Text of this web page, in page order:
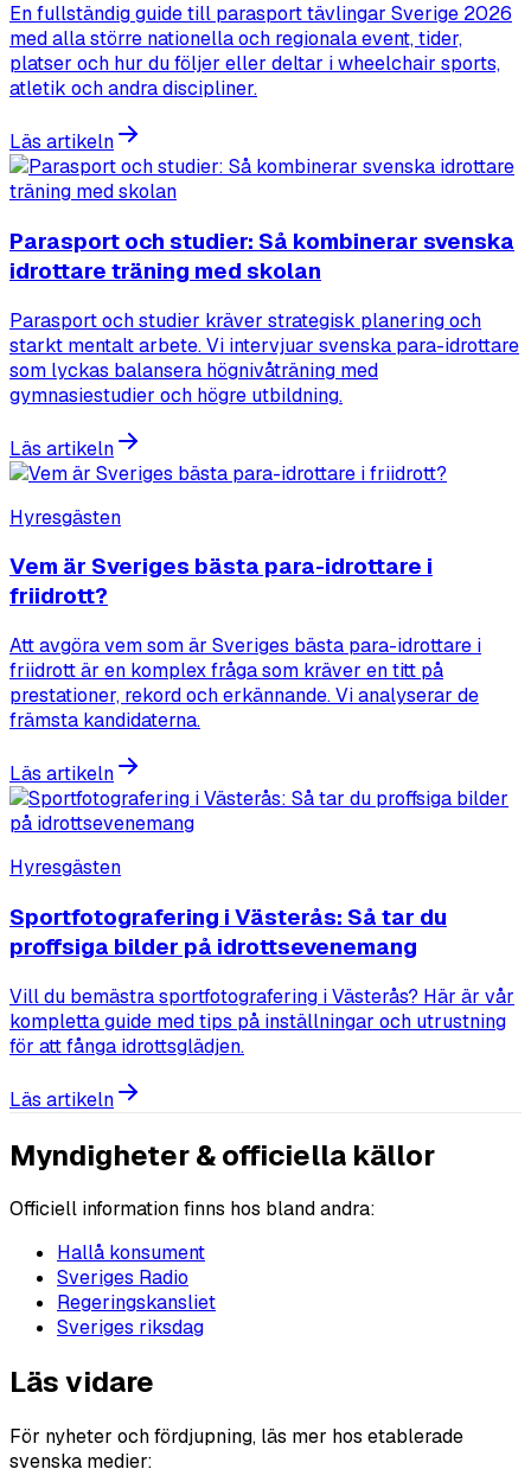
En fullständig guide till parasport tävlingar Sverige 2026
med alla större nationella och regionala event, tider,
platser och hur du följer eller deltar i wheelchair sports,
atletik och andra discipliner.
Läs artikeln
Parasport och studier: Så kombinerar svenska
idrottare träning med skolan
Parasport och studier kräver strategisk planering och
starkt mentalt arbete. Vi intervjuar svenska para-idrottare
som lyckas balansera högnivåträning med
gymnasiestudier och högre utbildning.
Läs artikeln
Hyresgästen
Vem är Sveriges bästa para-idrottare i
friidrott?
Att avgöra vem som är Sveriges bästa para-idrottare i
friidrott är en komplex fråga som kräver en titt på
prestationer, rekord och erkännande. Vi analyserar de
främsta kandidaterna.
Läs artikeln
Hyresgästen
Sportfotografering i Västerås: Så tar du
proffsiga bilder på idrottsevenemang
Vill du bemästra sportfotografering i Västerås? Här är vår
kompletta guide med tips på inställningar och utrustning
för att fånga idrottsglädjen.
Läs artikeln
Myndigheter & officiella källor
Officiell information finns hos bland andra:
Hallå konsument
Sveriges Radio
Regeringskansliet
Sveriges riksdag
Läs vidare
För nyheter och fördjupning, läs mer hos etablerade
svenska medier: